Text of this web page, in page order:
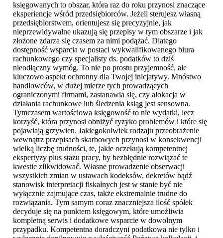
księgowanych to obszar, która raz do roku przynosi znaczące
eksperiencje wśród przedsiębiorców. Jeżeli sterujesz własną
przedsiębiorstwem, orientujesz się precyzyjnie, jak
nieprzewidywalne ukazują się przepisy w tym obszarze i jak
złożone zdarza się czasem za nimi podążać. Dlatego
dostępność wsparcia w postaci wykwalifikowanego biura
rachunkowego czy specjalisty ds. podatków to dziś
nieodłączny wymóg. To nie po prostu przyjemność, ale
kluczowo aspekt ochronny dla Twojej inicjatywy. Mnóstwo
handlowców, w dużej mierze tych prowadzących
ograniczonymi firmami, zastanawia się, czy alokacja w
działania rachunkowe lub śledzenia ksiąg jest sensowna.
Tymczasem wartościowa księgowość to nie wydatki, lecz
korzyść, która przynosi obniżyć ryzyko problemów i które się
pojawiają grzywien. Jakiegokolwiek rodzaju przeobrażenie
wewnątrz przepisach skarbowych przynosi w konsekwencji
wielką liczbę trudności, te, jakie oczekują kompetentnej
ekspertyzy plus stażu pracy, by bezbłędnie rozwiązać te
kwestie zlikwidować. Własne prowadzenie obserwacji
wszystkich zmian w ustawach kodeksów, dekretów bądź
stanowisk interpretacji fiskalnych jest w stanie być nie
wyłącznie zajmujące czas, także ekstremalnie trudne do
rozwiązania. Tym samym coraz znaczniejsza ilość spółek
decyduje się na punktem księgowym, które umożliwia
kompletną serwis i dodatkowe wsparcie w dowolnym
przypadku. Kompetentna doradczyni podatkowa nie tylko i